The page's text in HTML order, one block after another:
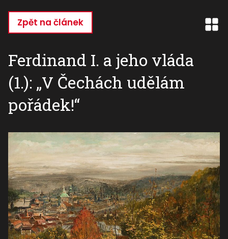
hlavnímu
Zpět na článek
Ferdinand I. a jeho vláda
(1.): „V Čechách udělám
pořádek!“